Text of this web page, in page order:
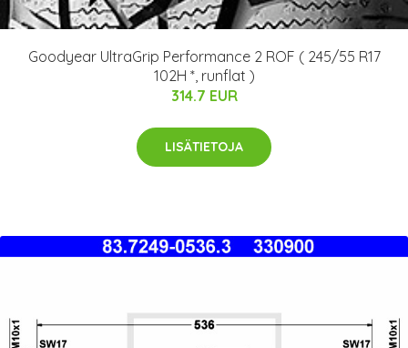
Goodyear UltraGrip Performance 2 ROF ( 245/55 R17
102H *, runflat )
314.7 EUR
LISÄTIETOJA